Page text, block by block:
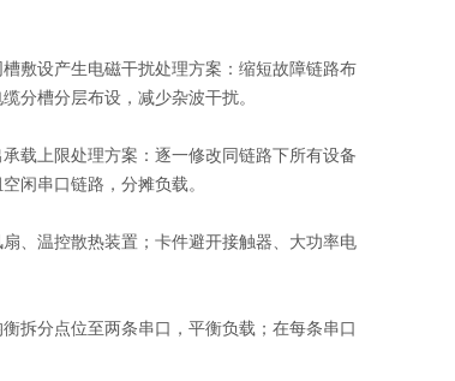
敷设产生电磁干扰处理方案：缩短故障链路布
分槽分层布设，减少杂波干扰。
载上限处理方案：逐一修改同链路下所有设备
闲串口链路，分摊负载。
、温控散热装置；卡件避开接触器、大功率电
拆分点位至两条串口，平衡负载；在每条串口